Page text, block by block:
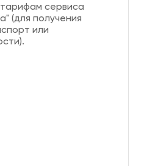
сервиса
(для получения
или